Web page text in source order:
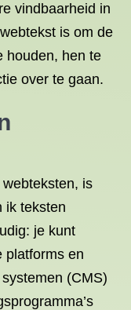
vindbaarheid in
is om de
houden, hen te
over te gaan.
is
ik teksten
je kunt
platforms en
(CMS)